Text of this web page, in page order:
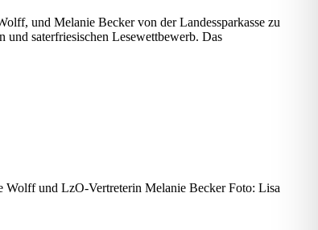
und Melanie Becker von der Landessparkasse zu
saterfriesischen Lesewettbewerb. Das
Wolff und LzO-Vertreterin Melanie Becker Foto: Lisa